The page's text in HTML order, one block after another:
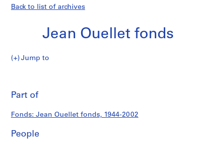
Back to list of archives
Jean Ouellet fonds
JeanJump to
i
s
:
Ouellet
fonds
Part of
Fonds: Jean Ouellet fonds, 1944-2002
People